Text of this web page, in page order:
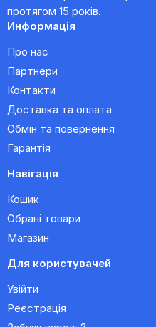
протягом 15 років.
Информація
Про нас
Партнери
Контакти
Доставка та оплата
Обмін та повернення
Гарантія
Навігація
Кошик
Обрані товари
Магазин
Для користувачей
Увійти
Реєстрація